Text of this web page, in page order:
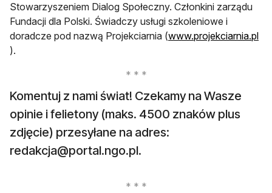
Stowarzyszeniem Dialog Społeczny. Członkini zarządu
Fundacji dla Polski. Świadczy usługi szkoleniowe i
doradcze pod nazwą Projekciarnia (www.projekciarnia.pl
otwiera się w nowej karcie
).
Komentuj z nami świat! Czekamy na Wasze
opinie i felietony (maks. 4500 znaków plus
zdjęcie) przesyłane na adres:
redakcja@portal.ngo.pl.